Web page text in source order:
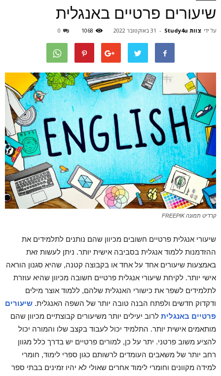
שיעורים פרטיים באנגלית
על ידי צוות Study4u - 31 באוקטובר 2022 1068
0
קרדיט תמונה FREEPIK
שיעורי אנגלית פרטיים חשובים מכיוון שהם נותנים לתלמידים את
ההזדמנות ללמוד אנגלית בסביבה אישית יותר. ניתן לעשות זאת
באמצעות שיעורים אחד על אחד או בקבוצה קטנה, שהיא סגנון הוראה
אישי יותר. לקיחת שיעורי אנגלית פרטיים חשובה מכיוון שהיא עוזרת
לתלמידים לשפר את כישורי האנגלית שלהם, ללמוד אוצר מילים
ודקדוק חדשים ולפתח הבנה טובה יותר של השפה האנגלית. שיעורים
פרטיים באנגלית לרוב יעילים יותר משיעורים קבוצתיים מכיוון שהם
מותאמים אישית יותר. התלמיד יכול לעבוד בקצב שלו והמורה יכול
להציע משוב פרטני. יתר על כן, למורים פרטיים יש בדרך כלל מגוון
רחב יותר של משאבים העומדים לרשותם כגון ספרי לימוד, חומרי
למידה מקוונים וחומרי לימוד אחרים שאולי לא יהיו זמינים בבתי ספר